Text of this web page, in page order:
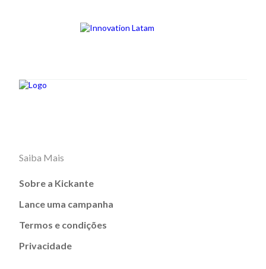
Saiba Mais
Sobre a Kickante
Lance uma campanha
Termos e condições
Privacidade